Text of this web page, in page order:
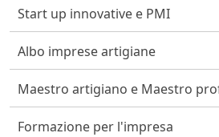
Start up innovative e PMI
Albo imprese artigiane
Maestro artigiano e Maestro
Formazione per l'impresa